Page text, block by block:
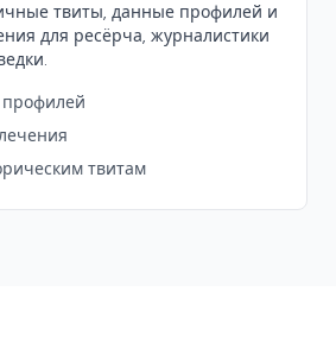
твиты, данные профилей и
для ресёрча, журналистики
твитам